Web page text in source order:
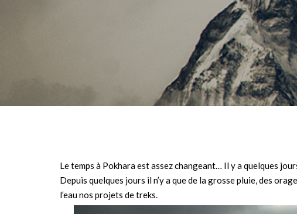
Le temps à Pokhara est assez changeant… Il y a quelques
Depuis quelques jours il n’y a que de la grosse pluie, des
l’eau nos projets de treks.